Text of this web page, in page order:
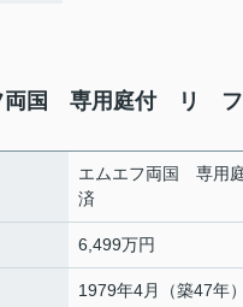
両国 専用庭付 リ フ
エムエフ両国 専用
済
6,499万円
1979年4月（築47年）